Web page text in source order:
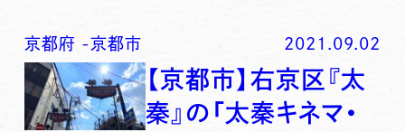
京都府 -京都市 2021.09.02
【京都市】右京区『太
秦』の「太秦キネマ・